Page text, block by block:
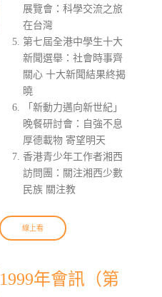
展覽會：科學交流之旅
在台灣
第七屆全港中學生十大
新聞選舉：社會時事齊
關心 十大新聞結果終揭
曉
「新動力邁向新世紀」
晚餐研討會：自強不息
厚德載物 寄望明天
香港青少年工作者湘西
訪問團：關注湘西少數
民族 關注教
線上看
1999年會訊（第